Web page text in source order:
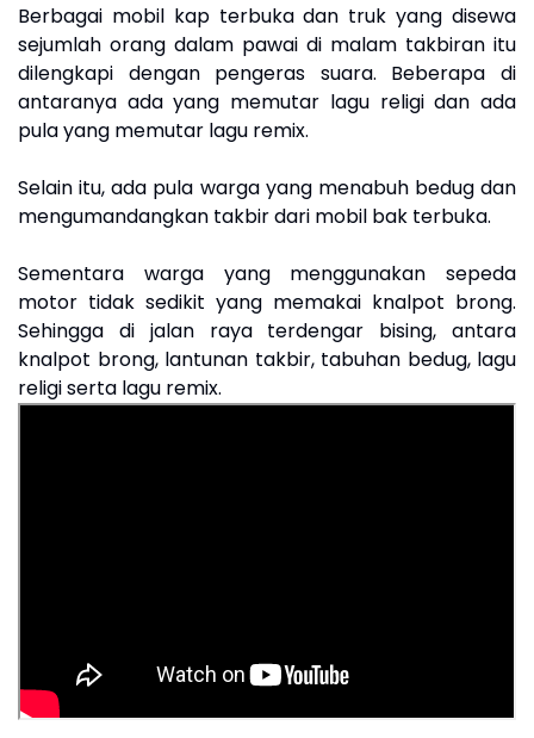
Berbagai mobil kap terbuka dan truk yang disewa
sejumlah orang dalam pawai di malam takbiran itu
dilengkapi dengan pengeras suara. Beberapa di
antaranya ada yang memutar lagu religi dan ada
pula yang memutar lagu remix.
Selain itu, ada pula warga yang menabuh bedug dan
mengumandangkan takbir dari mobil bak terbuka.
Sementara warga yang menggunakan sepeda
motor tidak sedikit yang memakai knalpot brong.
Sehingga di jalan raya terdengar bising, antara
knalpot brong, lantunan takbir, tabuhan bedug, lagu
religi serta lagu remix.